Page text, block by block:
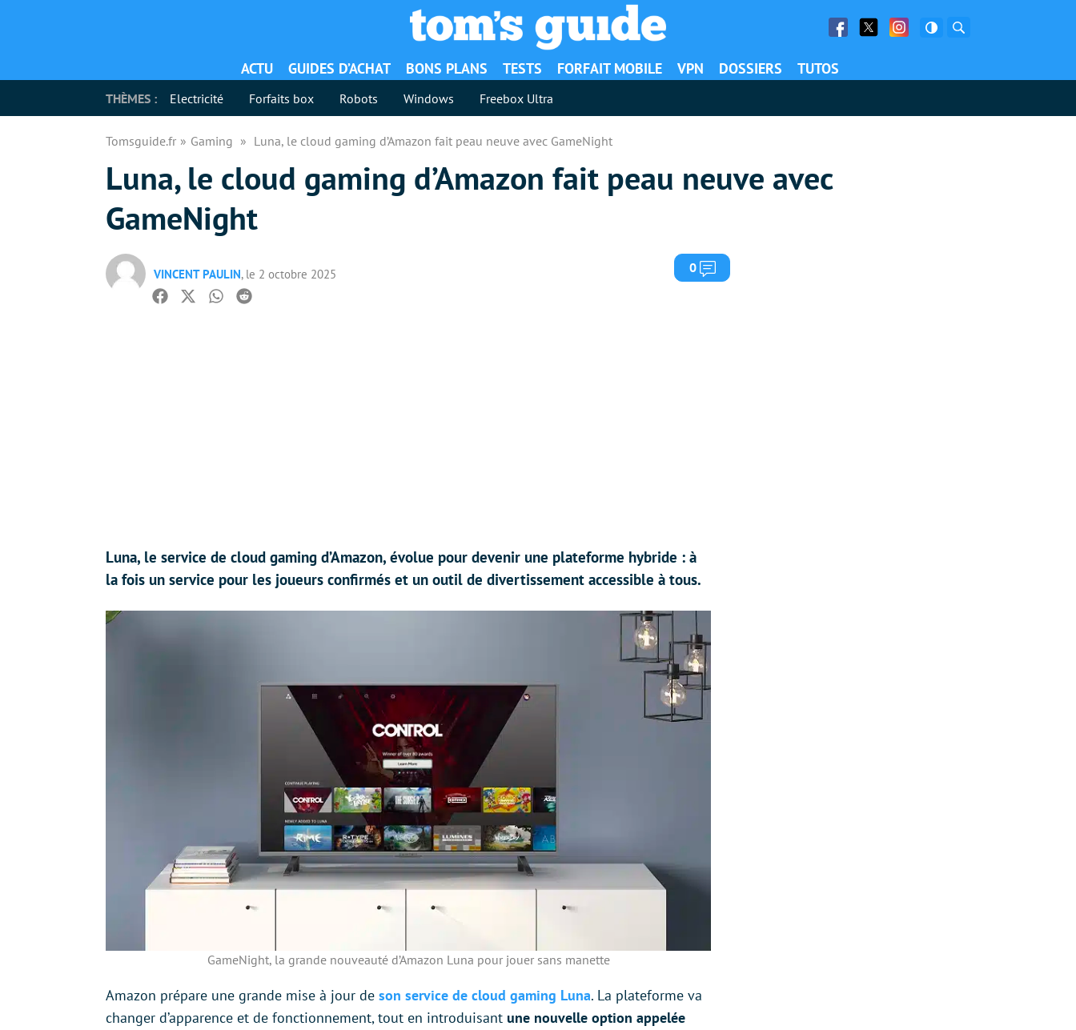
Facebook
Twitter Facebook
ACTU GUIDES D’ACHAT BONS PLANS TESTS FORFAIT MOBILE VPN DOSSIERS TUTOS
THÈMES : Electricité Forfaits box Robots Windows Freebox Ultra
Tomsguide.fr Gaming Luna, le cloud gaming d’Amazon fait peau neuve avec GameNight
Luna, le cloud gaming d’Amazon fait peau neuve avec
GameNight
VINCENT PAULIN, le 2 octobre 2025 0 Commentaires
Facebook
TwitterWhatsapp
Reddit
Luna, le service de cloud gaming d’Amazon, évolue pour devenir une plateforme hybride : à
la fois un service pour les joueurs confirmés et un outil de divertissement accessible à tous.
GameNight, la grande nouveauté d’Amazon Luna pour jouer sans manette
Amazon prépare une grande mise à jour de son service de cloud gaming Luna. La plateforme va
changer d’apparence et de fonctionnement, tout en introduisant une nouvelle option appelée